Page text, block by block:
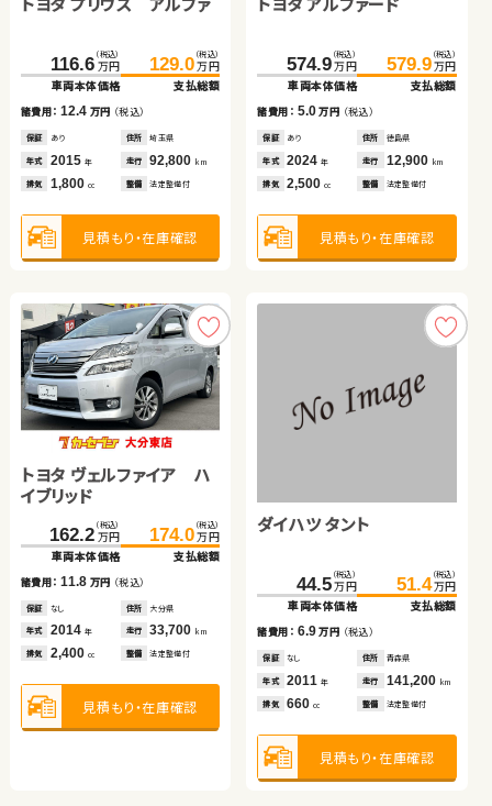
116.6 （税込）
万円
車両本体価格
129.0 （税込）
万円
支払総額
諸費用：12.4 万円 （税込）
保証 あり 住所 埼玉県
年式 2015 年 走行 92,800 km
排気 1,800 cc 整備 法定整備付
見積もり・在庫確認
574.9 （税込）
万円
車両本体価格
579.9 （税込）
万円
支払総額
諸費用： 5.0万円 （税込）
保証 あり 住所 徳島県
年式 2024年 走行 12,900 km
排気 2,500cc 整備 法定整備付
見積もり・在庫確認
トヨタ ヴェルファイア ハ
イブリッド
162.2 （税込）
万円
車両本体価格
174.0 （税込）
万円
支払総額
諸費用：11.8 万円 （税込）
保証 なし 住所 大分県
年式 2014 年 走行 33,700 km
排気 2,400 cc 整備 法定整備付
見積もり・在庫確認
ダイハツ タント
44.5 （税込）
万円
車両本体価格
51.4 （税込）
万円
支払総額
諸費用： 6.9万円 （税込）
保証 なし 住所 青森県
年式 2011年 走行 141,200 km
排気 660cc 整備 法定整備付
見積もり・在庫確認
78.5 （税込）
万円
車両本体価格
89.8 （税込）
万円
支払総額
諸費用：11.3 万円 （税込）
保証 あり 住所 埼玉県
年式 2014 年 走行 47,300 km
排気 1,500 cc 整備 法定整備付
見積もり・在庫確認
152.7 （税込）
万円
車両本体価格
169.9 （税込）
万円
支払総額
諸費用： 17.2万円（税込）
保証 あり 住所 岩手県
年式 2017年 走行 47,300 km
排気 2,000cc 整備 法定整備付
見積もり・在庫確認
スズキ スイフト
185.0 （税込）
万円
車両本体価格
195.3 （税込）
万円
支払総額
諸費用：10.3 万円 （税込）
保証 あり 住所 熊本県
年式 2020 年 走行 40,000 km
排気 1,400 cc 整備 法定整備付
見積もり・在庫確認
324.9（税込）
万円
諸費用：5.0 万円（税込）
あり
年式 2023年 走行
排気 1,800 整備 法定整備付
見積もり・在庫確認
208.4 （税込）
万円
車両本体価格
223.8 （税込）
万円
支払総額
諸費用：15.4 万円 （税込）
保証 あり 住所 埼玉県
年式 2021 年 走行 78,400 km
排気 1,800 cc 整備 法定整備付
見積もり・在庫確認
トヨタ ヴォクシー
254.9（税込）
万円
車両本体価格
259.9（税込）
万円
支払総額
諸費用： 5.0万円 （税込）
保証 あり 住所 徳島県
年式 2021年 走行 77,900 km
排気 2,000cc 整備 法定整備付
見積もり・在庫確認
スズキ アルト ＨＢ
49.0 （税込）
万円
車両本体価格
55.9 （税込）
万円
支払総額
諸費用：6.9万円（税込）
保証 あり 住所 京都府
年式 2016 年 走行 15,000 km
排気 660cc 整備 法定整備付
見積もり・在庫確認
385.0（税込）
諸費用：11.9万円（税込）
あり
年式 2022年 走行
排気 1,800 整備 法定整備付
見積もり・在庫確認